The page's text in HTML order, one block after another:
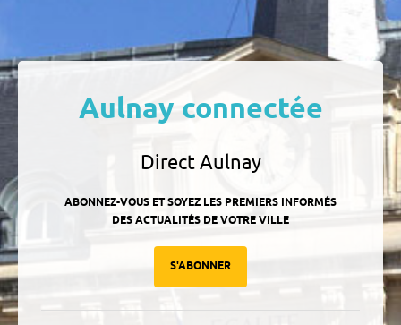
Aulnay connectée
Direct Aulnay
ABONNEZ-VOUS ET SOYEZ LES PREMIERS INFORMÉS
DES ACTUALITÉS DE VOTRE VILLE
S'ABONNER